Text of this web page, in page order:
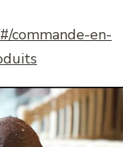
commande-en-